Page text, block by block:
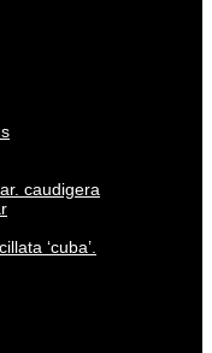
caudigera
‘cuba’.